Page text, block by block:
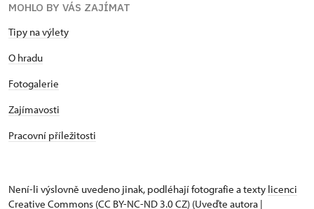
MOHLO BY VÁS ZAJÍMAT
Tipy na výlety
O hradu
Fotogalerie
Zajímavosti
Pracovní příležitosti
Není-li výslovně uvedeno jinak, podléhají fotografie a texty licenci
Creative Commons (CC BY-NC-ND 3.0 CZ) (Uveďte autora |